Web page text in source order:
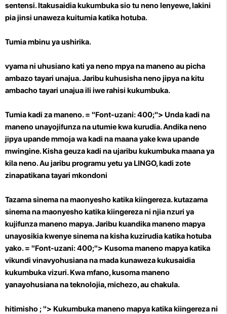
sentensi. Itakusaidia kukumbuka sio tu neno lenyewe, lakini
pia jinsi unaweza kuitumia katika hotuba.
Tumia mbinu ya ushirika.
vyama ni uhusiano kati ya neno mpya na maneno au picha
ambazo tayari unajua. Jaribu kuhusisha neno jipya na kitu
ambacho tayari unajua ili iwe rahisi kukumbuka.
Tumia kadi za maneno. = "Font-uzani: 400;"> Unda kadi na
maneno unayojifunza na utumie kwa kurudia. Andika neno
jipya upande mmoja wa kadi na maana yake kwa upande
mwingine. Kisha geuza kadi na ujaribu kukumbuka maana ya
kila neno. Au jaribu programu yetu ya LINGO, kadi zote
zinapatikana tayari mkondoni
Tazama sinema na maonyesho katika kiingereza.kutazama
sinema na maonyesho katika kiingereza ni njia nzuri ya
kujifunza maneno mapya. Jaribu kuandika maneno mapya
unayosikia kwenye sinema na kisha kuzirudia katika hotuba
yako. = "Font-uzani: 400;"> Kusoma maneno mapya katika
vikundi vinavyohusiana na mada kunaweza kukusaidia
kukumbuka vizuri. Kwa mfano, kusoma maneno
yanayohusiana na teknolojia, michezo, au chakula.
hitimisho ; "> Kukumbuka maneno mapya katika kiingereza ni